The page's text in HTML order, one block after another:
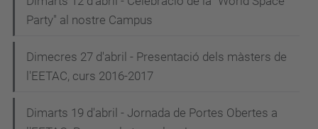
Party" al nostre Campus
Dimecres 27 d'abril - Presentació dels màsters de
l'EETAC, curs 2016-2017
Dimarts 19 d'abril - Jornada de Portes Obertes a